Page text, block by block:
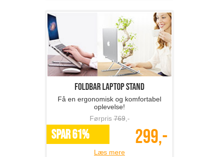
Foldbar laptop stand
Få en ergonomisk og komfortabel
oplevelse!
Førpris769,-
SPAR 61% 299,-
Læs mere